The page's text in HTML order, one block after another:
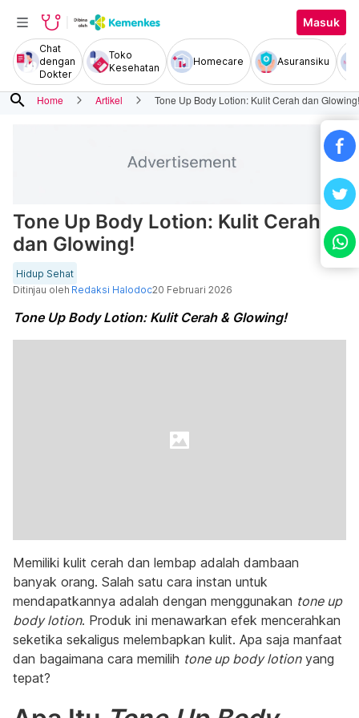
Masuk
Chat
dengan
Dokter
Toko
Kesehatan
Homecare Asuransiku
search Home Artikel Tone Up Body Lotion: Kulit Cerah dan Glowing!
Tone Up Body Lotion: Kulit Cerah
dan Glowing!
Hidup Sehat
Ditinjau oleh Redaksi Halodoc20 Februari 2026
Tone Up Body Lotion: Kulit Cerah & Glowing!
Memiliki kulit cerah dan lembap adalah dambaan
banyak orang. Salah satu cara instan untuk
mendapatkannya adalah dengan menggunakan tone up
body lotion. Produk ini menawarkan efek mencerahkan
seketika sekaligus melembapkan kulit. Apa saja manfaat
dan bagaimana cara memilih tone up body lotionyang
tepat?